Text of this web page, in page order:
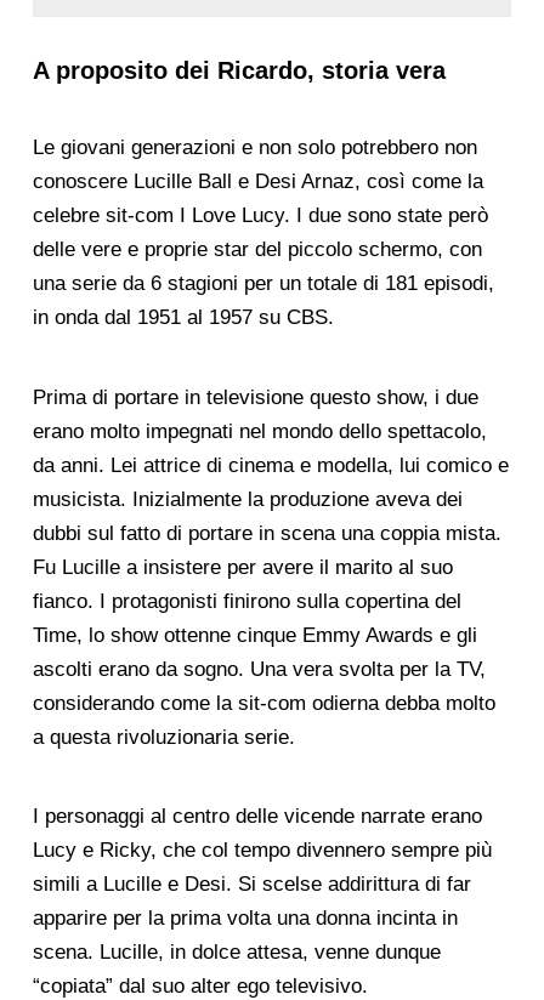
A proposito dei Ricardo, storia vera
Le giovani generazioni e non solo potrebbero non
conoscere Lucille Ball e Desi Arnaz, così come la
celebre sit-com I Love Lucy. I due sono state però
delle vere e proprie star del piccolo schermo, con
una serie da 6 stagioni per un totale di 181 episodi,
in onda dal 1951 al 1957 su CBS.
Prima di portare in televisione questo show, i due
erano molto impegnati nel mondo dello spettacolo,
da anni. Lei attrice di cinema e modella, lui comico e
musicista. Inizialmente la produzione aveva dei
dubbi sul fatto di portare in scena una coppia mista.
Fu Lucille a insistere per avere il marito al suo
fianco. I protagonisti finirono sulla copertina del
Time, lo show ottenne cinque Emmy Awards e gli
ascolti erano da sogno. Una vera svolta per la TV,
considerando come la sit-com odierna debba molto
a questa rivoluzionaria serie.
I personaggi al centro delle vicende narrate erano
Lucy e Ricky, che col tempo divennero sempre più
simili a Lucille e Desi. Si scelse addirittura di far
apparire per la prima volta una donna incinta in
scena. Lucille, in dolce attesa, venne dunque
“copiata” dal suo alter ego televisivo.